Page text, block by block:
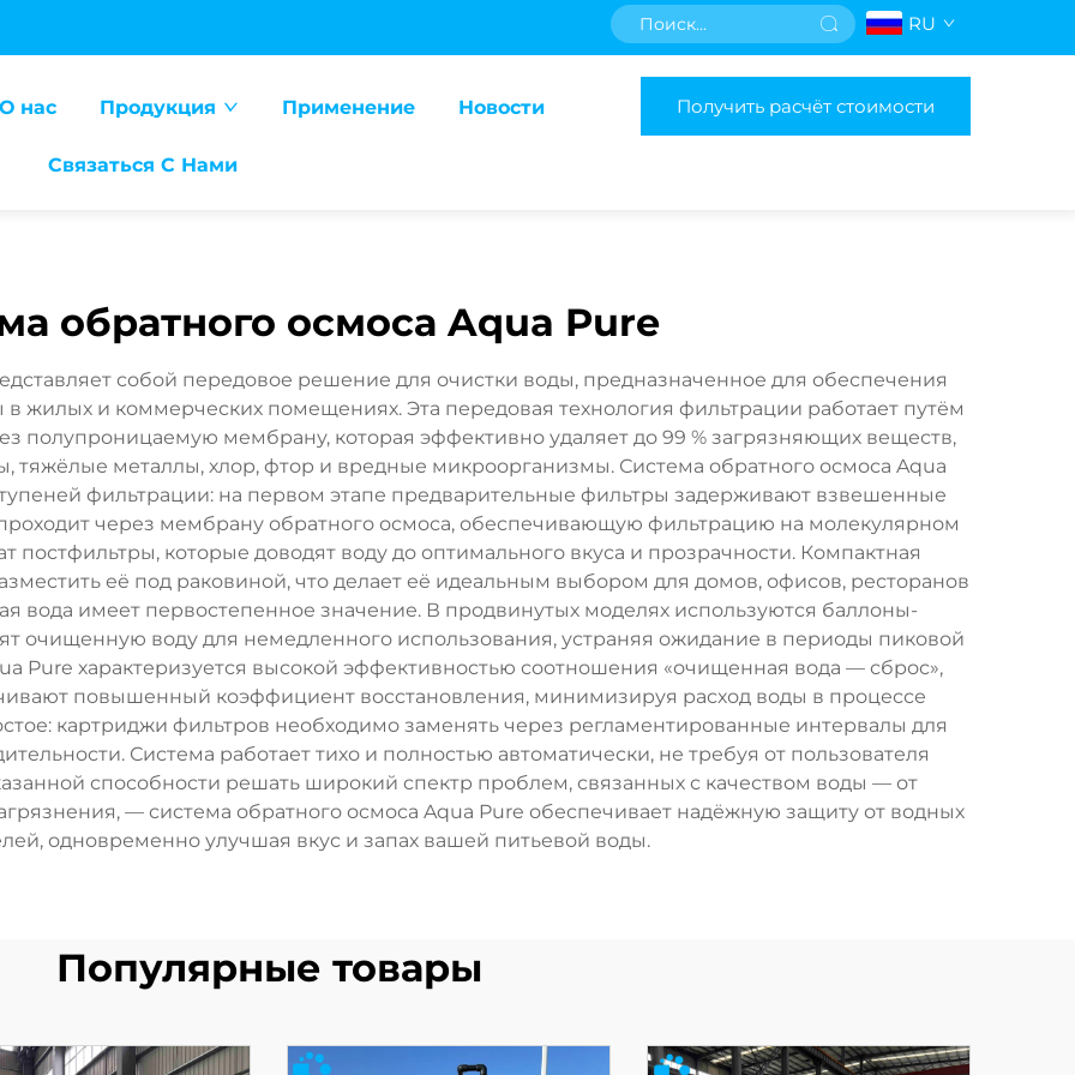
RU
О нас Продукция Применение Новости
Связаться С Нами
Получить расчёт стоимости
обратного осмоса Aqua Pure
собой передовое решение для очистки воды, предназначенное для обеспечения
в жилых и коммерческих помещениях. Эта передовая технология фильтрации работает путём
полупроницаемую мембрану, которая эффективно удаляет до 99 % загрязняющих веществ,
тяжёлые металлы, хлор, фтор и вредные микроорганизмы. Система обратного осмоса Aqua
фильтрации: на первом этапе предварительные фильтры задерживают взвешенные
через мембрану обратного осмоса, обеспечивающую фильтрацию на молекулярном
которые доводят воду до оптимального вкуса и прозрачности. Компактная
её под раковиной, что делает её идеальным выбором для домов, офисов, ресторанов
вода имеет первостепенное значение. В продвинутых моделях используются баллоны-
очищенную воду для немедленного использования, устраняя ожидание в периоды пиковой
Pure характеризуется высокой эффективностью соотношения «очищенная вода — сброс»,
повышенный коэффициент восстановления, минимизируя расход воды в процессе
картриджи фильтров необходимо заменять через регламентированные интервалы для
Система работает тихо и полностью автоматически, не требуя от пользователя
способности решать широкий спектр проблем, связанных с качеством воды — от
— система обратного осмоса Aqua Pure обеспечивает надёжную защиту от водных
одновременно улучшая вкус и запах вашей питьевой воды.
Популярные товары